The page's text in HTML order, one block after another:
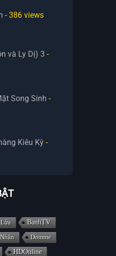
- 386 views
và Ly Dị) 3 -
Song Sinh -
Kiêu Kỳ -
BanhTV
Domme
HDOnline